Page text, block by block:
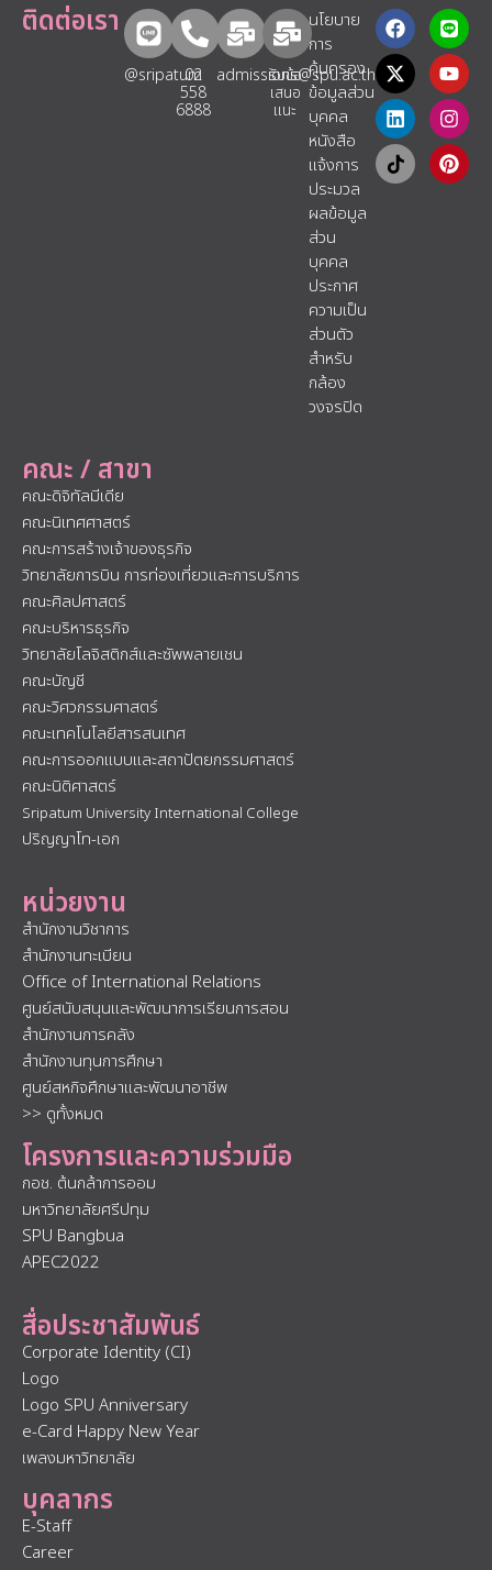
คณะ / สาขา
คณะดิจิทัลมีเดีย
คณะนิเทศศาสตร์
คณะการสร้างเจ้าของธุรกิจ
วิทยาลัยการบิน การท่องเที่ยวและการบริการ
คณะศิลปศาสตร์
คณะบริหารธุรกิจ
วิทยาลัยโลจิสติกส์และซัพพลายเชน
คณะบัญชี
คณะวิศวกรรมศาสตร์
คณะเทคโนโลยีสารสนเทศ
คณะการออกแบบและสถาปัตยกรรมศาสตร์
คณะนิติศาสตร์
Sripatum University International College
ปริญญาโท-เอก
หน่วยงาน
สำนักงานวิชาการ
สำนักงานทะเบียน
Office of International Relations
ศูนย์สนับสนุนและพัฒนาการเรียนการสอน
สำนักงานการคลัง
สำนักงานทุนการศึกษา
ศูนย์สหกิจศึกษาและพัฒนาอาชีพ
>> ดูทั้งหมด
โครงการและความร่วมมือ
กอช. ต้นกล้าการออม
มหาวิทยาลัยศรีปทุม
SPU Bangbua
APEC2022
สื่อประชาสัมพันธ์
Corporate Identity (CI)
Logo
Logo SPU Anniversary
e-Card Happy New Year
เพลงมหาวิทยาลัย
บุคลากร
E-Staff
Career
ติดต่อเรา
@sripatum
02
558
6888
admissions@spu.ac.th
รับข้อ
เสนอ
แนะ​
นโยบาย
การ
คุ้มครอง
ข้อมูลส่วน
บุคคล
หนังสือ
แจ้งการ
ประมวล
ผลข้อมูล
ส่วน
บุคคล
ประกาศ
ความเป็น
ส่วนตัว
สำหรับ
กล้อง
วงจรปิด